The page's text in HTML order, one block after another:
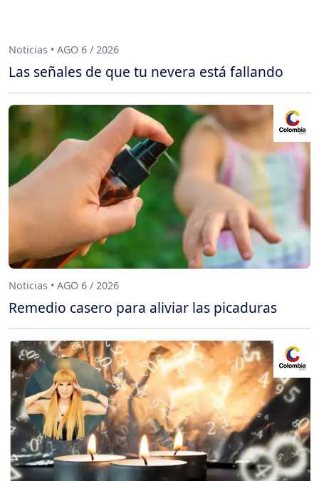
Noticias • AGO 6 / 2026
Las señales de que tu nevera está fallando
Noticias • AGO 6 / 2026
Remedio casero para aliviar las picaduras